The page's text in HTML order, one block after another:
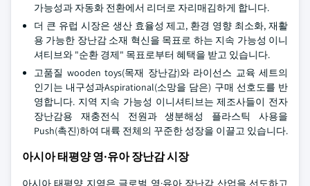
가능성과 자동화 전환에서 리더로 자리매김하게 합니다.
더 큰 유럽 시장은 생산 효율성 제고, 환경 영향 최소화, 재활
용 가능한 장난감 소재 혁신을 목표로 하는 지속 가능성 이니
셔티브와 "순환 경제" 목표로부터 혜택을 받고 있습니다.
고품질 wooden toys(목재 장난감)와 라이선스 교육 세트의
인기는 내구성과Aspirational(소망을 담은) 구매 선호도를 반
영합니다. 지역 지속 가능성 이니셔티브는 제조사들이 전자
장난감용 재충전식 전원과 생분해성 플라스틱 사용을
Push(촉진)하여 대륙 전체의 꾸준한 성장을 이끌고 있습니다.
아시아 태평양 영·유아 장난감 시장
아시아 태평양 지역은 글로벌 영·유아 장난감 산업을 선도하고